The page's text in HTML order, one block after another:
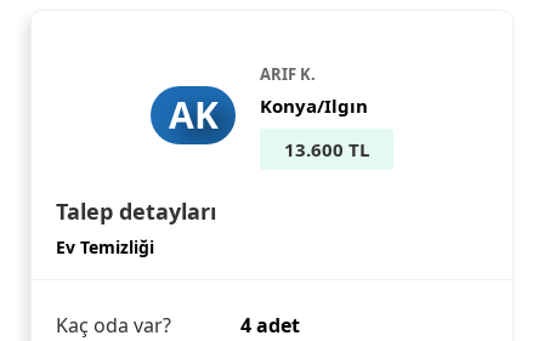
AK
ARIF K.
Konya/Ilgın
13.600 TL
Talep detayları
Ev Temizliği
Kaç oda var?
4 adet